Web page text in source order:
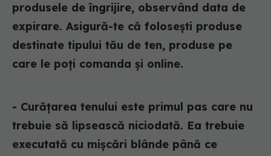
produsele de îngrijire, observând data de
expirare. Asigură-te că folosești produse
destinate tipului tău de ten, produse pe
care le poți comanda și online.
- Curățarea tenului este primul pas care nu
trebuie să lipsească niciodată. Ea trebuie
executată cu mișcări blânde până ce